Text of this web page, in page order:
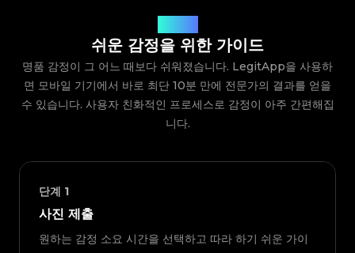
쉬운 감정을 위한 가이드
명품 감정이 그 어느 때보다 쉬워졌습니다. LegitApp을 사용하
면 모바일 기기에서 바로 최단 10분 만에 전문가의 결과를 얻을
수 있습니다. 사용자 친화적인 프로세스로 감정이 아주 간편해집
니다.
단계 1
사진 제출
원하는 감정 소요 시간을 선택하고 따라 하기 쉬운 가이